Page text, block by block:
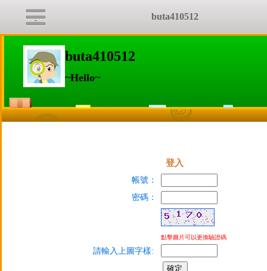
buta410512
~Hello~
:::
登入
帳號：
密碼：
請輸入上圖字樣:
點擊圖片可以更換驗證碼
buta410512